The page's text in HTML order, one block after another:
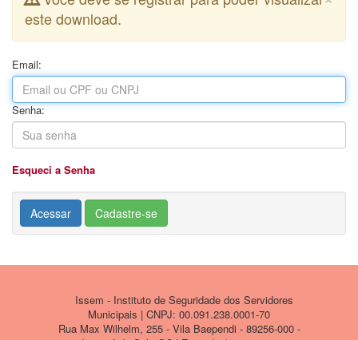
este download.
Email:
Senha:
Esqueci a Senha
Acessar Cadastre-se
Issem - Instituto de Seguridade dos Servidores
Municipais | CNPJ: 00.091.238.0001-70
Rua Max Wilhelm, 255 - Vila Baependi - 89256-000 -